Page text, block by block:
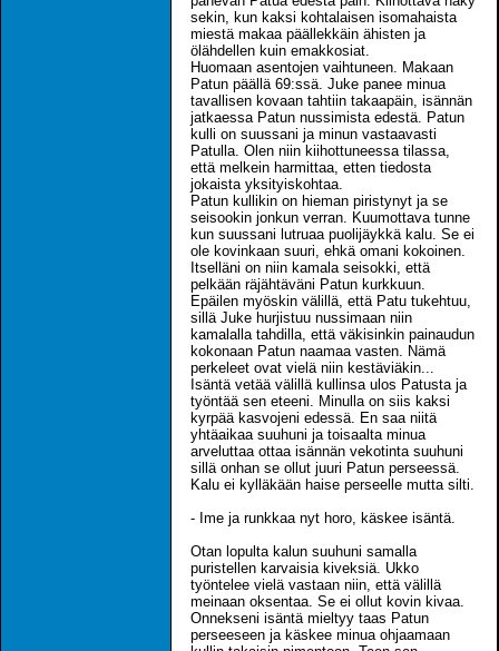
sekin, kun kaksi kohtalaisen isomahaista
miestä makaa päällekkäin ähisten ja
ölähdellen kuin emakkosiat.
Huomaan asentojen vaihtuneen. Makaan
Patun päällä 69:ssä. Juke panee minua
tavallisen kovaan tahtiin takaapäin, isännän
jatkaessa Patun nussimista edestä. Patun
kulli on suussani ja minun vastaavasti
Patulla. Olen niin kiihottuneessa tilassa,
että melkein harmittaa, etten tiedosta
jokaista yksityiskohtaa.
Patun kullikin on hieman piristynyt ja se
seisookin jonkun verran. Kuumottava tunne
kun suussani lutruaa puolijäykkä kalu. Se ei
ole kovinkaan suuri, ehkä omani kokoinen.
Itselläni on niin kamala seisokki, että
pelkään räjähtäväni Patun kurkkuun.
Epäilen myöskin välillä, että Patu tukehtuu,
sillä Juke hurjistuu nussimaan niin
kamalalla tahdilla, että väkisinkin painaudun
kokonaan Patun naamaa vasten. Nämä
perkeleet ovat vielä niin kestäviäkin...
Isäntä vetää välillä kullinsa ulos Patusta ja
työntää sen eteeni. Minulla on siis kaksi
kyrpää kasvojeni edessä. En saa niitä
yhtäaikaa suuhuni ja toisaalta minua
arveluttaa ottaa isännän vekotinta suuhuni
sillä onhan se ollut juuri Patun perseessä.
Kalu ei kylläkään haise perseelle mutta silti.
- Ime ja runkkaa nyt horo, käskee isäntä.
Otan lopulta kalun suuhuni samalla
puristellen karvaisia kiveksiä. Ukko
työntelee vielä vastaan niin, että välillä
meinaan oksentaa. Se ei ollut kovin kivaa.
Onnekseni isäntä mieltyy taas Patun
perseeseen ja käskee minua ohjaamaan